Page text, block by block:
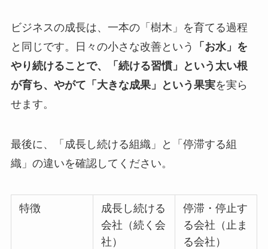
ビジネスの成長は、一本の「樹木」を育てる過程
と同じです。日々の小さな改善という
「お水」を
やり続けることで、「続ける習慣」という太い根
が育ち、やがて「大きな成果」という果実を実ら
せます。
最後に、「成長し続ける組織」と「停滞する組
織」の違いを確認してください。
特徴
成長し続ける
会社（続く会
社）
停滞・停止す
る会社（止ま
る会社）